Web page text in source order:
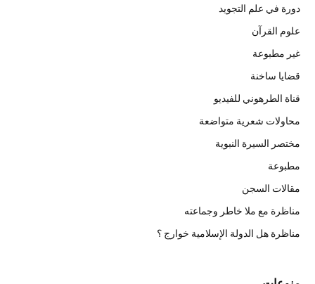
دورة في علم التجويد
علوم القرآن
غير مطبوعة
قضايا ساخنة
قناة الطرهوني للفيديو
محاولات شعرية متواضعة
مختصر السيرة النبوية
مطبوعة
مقالات السجن
مناظرة مع ملا خاطر وجماعته
مناظرة هل الدولة الإسلامية خوارج ؟